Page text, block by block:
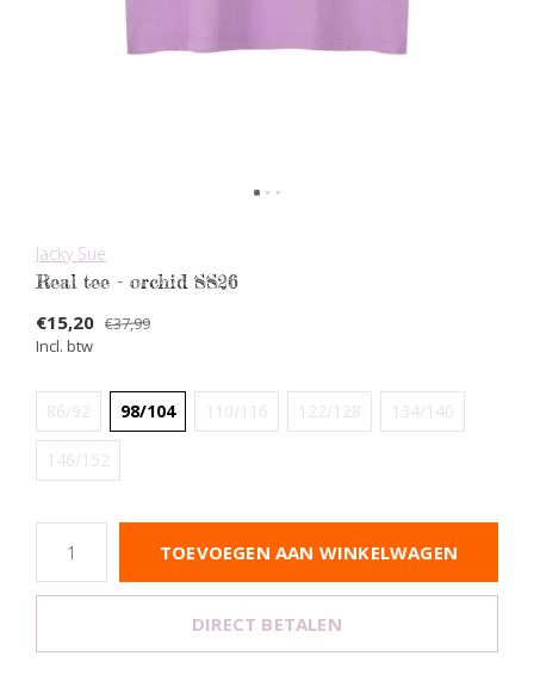
Jacky Sue
Real tee - orchid SS26
€15,20 €37,99
Incl. btw
86/92 98/104 110/116 122/128 134/140
146/152
TOEVOEGEN AAN WINKELWAGEN
DIRECT BETALEN